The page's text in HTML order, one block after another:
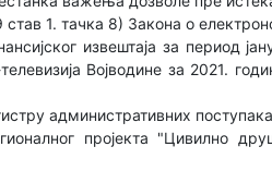
1. тачка 8) Закона о
извештаја за период
Војводине за 2021.
административних
пројекта "Цивилно